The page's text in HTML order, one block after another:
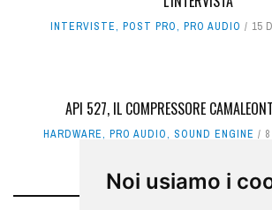
Noi usiamo i
INTERVISTE, POST PRO, PRO AUDIO 15
API 527, IL COMPRESSORE
HARDWARE, PRO AUDIO, SOUND ENGINE